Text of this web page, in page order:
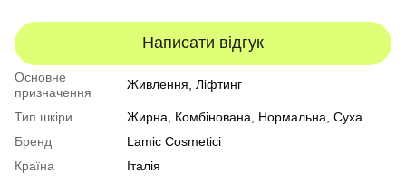
Написати відгук
Основне
призначення
Живлення, Ліфтинг
Тип шкіри Жирна Комбінована Нормальна Суха
Бренд
Lamic Cosmetici
Країна
Італія